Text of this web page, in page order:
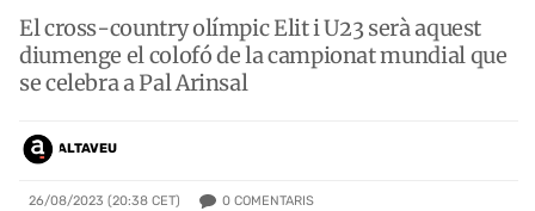
El cross-country olímpic Elit i U23 serà aquest
diumenge el colofó de la campionat mundial que
se celebra a Pal Arinsal
ALTAVEU
26/08/2023 (20:38 CET) 0 COMENTARIS